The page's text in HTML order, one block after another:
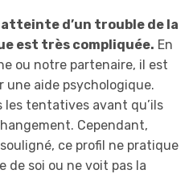
atteinte d’un trouble de la
est très compliquée. En
ou notre partenaire, il est
une aide psychologique.
les tentatives avant qu’ils
Cependant,
ce profil ne pratique
de soi ou ne voit pas la